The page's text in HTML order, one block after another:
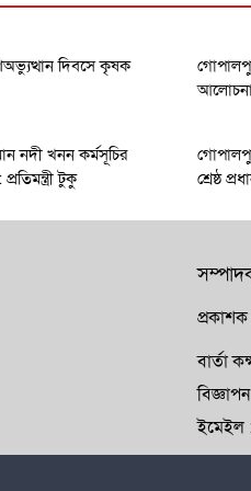
দিবসে কৃষক
নদী খনন কর্মসূচির
টুকু
শ্রেষ্ঠ
প্রকাশক
বার্তা
ইমেইল